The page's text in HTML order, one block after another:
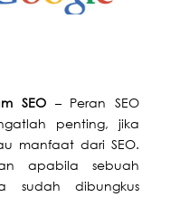
SEO – Peran SEO
penting, jika
manfaat dari SEO.
apabila sebuah
sudah dibungkus